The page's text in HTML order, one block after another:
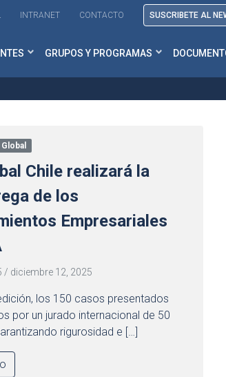
INTRANET CONTACTO SUSCRIBETE AL
GRUPOS Y PROGRAMAS
Chile realizará la
de los
Empresariales
/ diciembre 12, 2025
los 150 casos presentados
por un jurado internacional de 50
rigurosidad e […]